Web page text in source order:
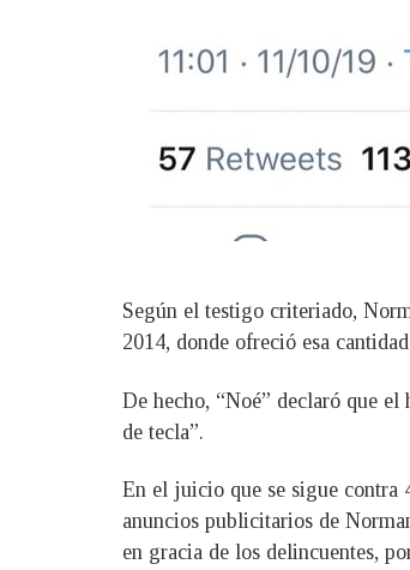
Según el testigo criteriado,
2014, donde ofreció esa
De hecho, “Noé” declaró que
de tecla”.
En el juicio que se sigue contra
anuncios publicitarios de
en gracia de los delincuentes,